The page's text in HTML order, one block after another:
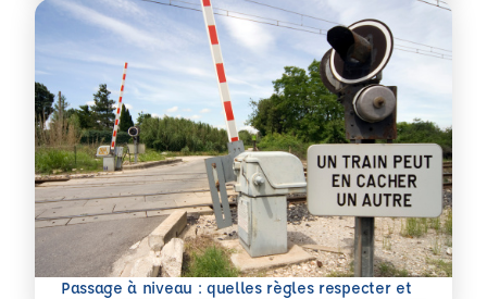
Passage à niveau : quelles règles respecter et